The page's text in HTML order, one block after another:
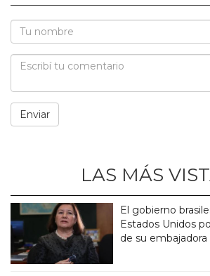
LAS MÁS
El gobierno
Estados Unidos
de su embajadora